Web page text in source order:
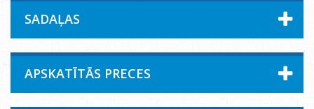
SADAĻAS
APSKATĪTĀS PRECES